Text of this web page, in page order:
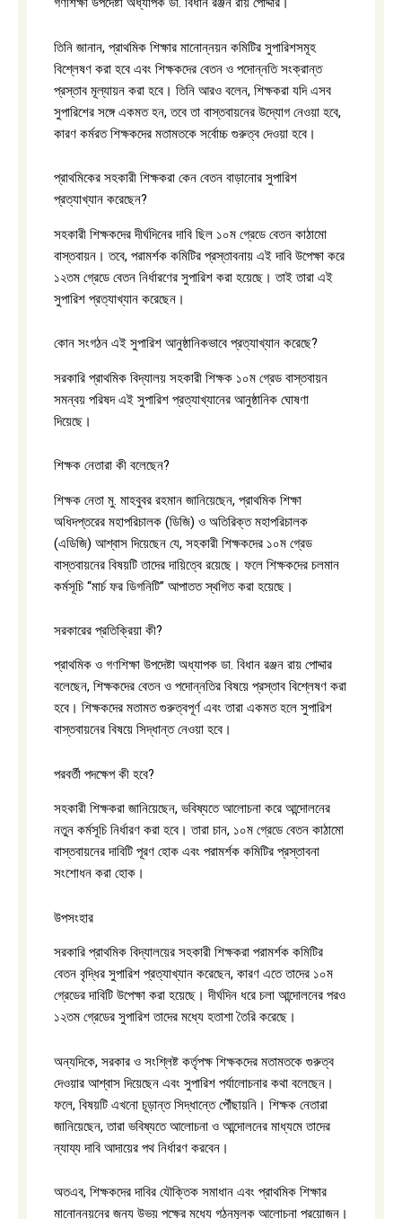
তিনি জানান, প্রাথমিক শিক্ষার মানোন্নয়ন কমিটির সুপারিশসমূহ
বিশ্লেষণ করা হবে এবং শিক্ষকদের বেতন ও পদোন্নতি সংক্রান্ত
প্রস্তাব মূল্যায়ন করা হবে। তিনি আরও বলেন, শিক্ষকরা যদি এসব
সুপারিশের সঙ্গে একমত হন, তবে তা বাস্তবায়নের উদ্যোগ নেওয়া হবে,
কারণ কর্মরত শিক্ষকদের মতামতকে সর্বোচ্চ গুরুত্ব দেওয়া হবে।
প্রাথমিকের সহকারী শিক্ষকরা কেন বেতন বাড়ানোর সুপারিশ
প্রত্যাখ্যান করেছেন?
সহকারী শিক্ষকদের দীর্ঘদিনের দাবি ছিল ১০ম গ্রেডে বেতন কাঠামো
বাস্তবায়ন। তবে, পরামর্শক কমিটির প্রস্তাবনায় এই দাবি উপেক্ষা করে
১২তম গ্রেডে বেতন নির্ধারণের সুপারিশ করা হয়েছে। তাই তারা এই
সুপারিশ প্রত্যাখ্যান করেছেন।
কোন সংগঠন এই সুপারিশ আনুষ্ঠানিকভাবে প্রত্যাখ্যান করেছে?
সরকারি প্রাথমিক বিদ্যালয় সহকারী শিক্ষক ১০ম গ্রেড বাস্তবায়ন
সমন্বয় পরিষদ এই সুপারিশ প্রত্যাখ্যানের আনুষ্ঠানিক ঘোষণা
দিয়েছে।
শিক্ষক নেতারা কী বলেছেন?
শিক্ষক নেতা মু. মাহবুবর রহমান জানিয়েছেন, প্রাথমিক শিক্ষা
অধিদপ্তরের মহাপরিচালক (ডিজি) ও অতিরিক্ত মহাপরিচালক
(এডিজি) আশ্বাস দিয়েছেন যে, সহকারী শিক্ষকদের ১০ম গ্রেড
বাস্তবায়নের বিষয়টি তাদের দায়িত্বে রয়েছে। ফলে শিক্ষকদের চলমান
কর্মসূচি “মার্চ ফর ডিগনিটি” আপাতত স্থগিত করা হয়েছে।
সরকারের প্রতিক্রিয়া কী?
প্রাথমিক ও গণশিক্ষা উপদেষ্টা অধ্যাপক ডা. বিধান রঞ্জন রায় পোদ্দার
বলেছেন, শিক্ষকদের বেতন ও পদোন্নতির বিষয়ে প্রস্তাব বিশ্লেষণ করা
হবে। শিক্ষকদের মতামত গুরুত্বপূর্ণ এবং তারা একমত হলে সুপারিশ
বাস্তবায়নের বিষয়ে সিদ্ধান্ত নেওয়া হবে।
পরবর্তী পদক্ষেপ কী হবে?
সহকারী শিক্ষকরা জানিয়েছেন, ভবিষ্যতে আলোচনা করে আন্দোলনের
নতুন কর্মসূচি নির্ধারণ করা হবে। তারা চান, ১০ম গ্রেডে বেতন কাঠামো
বাস্তবায়নের দাবিটি পূরণ হোক এবং পরামর্শক কমিটির প্রস্তাবনা
সংশোধন করা হোক।
উপসংহার
সরকারি প্রাথমিক বিদ্যালয়ের সহকারী শিক্ষকরা পরামর্শক কমিটির
বেতন বৃদ্ধির সুপারিশ প্রত্যাখ্যান করেছেন, কারণ এতে তাদের ১০ম
গ্রেডের দাবিটি উপেক্ষা করা হয়েছে। দীর্ঘদিন ধরে চলা আন্দোলনের পরও
১২তম গ্রেডের সুপারিশ তাদের মধ্যে হতাশা তৈরি করেছে।
অন্যদিকে, সরকার ও সংশ্লিষ্ট কর্তৃপক্ষ শিক্ষকদের মতামতকে গুরুত্ব
দেওয়ার আশ্বাস দিয়েছেন এবং সুপারিশ পর্যালোচনার কথা বলেছেন।
ফলে, বিষয়টি এখনো চূড়ান্ত সিদ্ধান্তে পৌঁছায়নি। শিক্ষক নেতারা
জানিয়েছেন, তারা ভবিষ্যতে আলোচনা ও আন্দোলনের মাধ্যমে তাদের
ন্যায্য দাবি আদায়ের পথ নির্ধারণ করবেন।
অতএব, শিক্ষকদের দাবির যৌক্তিক সমাধান এবং প্রাথমিক শিক্ষার
মানোন্নয়নের জন্য উভয় পক্ষের মধ্যে গঠনমূলক আলোচনা প্রয়োজন।